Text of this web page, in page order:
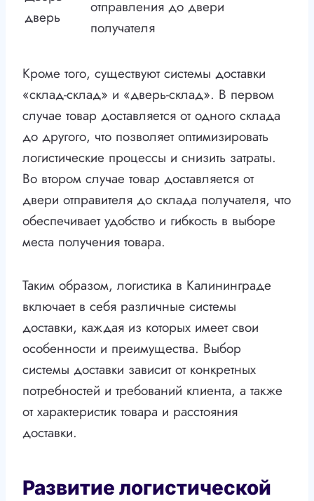
дверь
отправления до двери
получателя
Кроме того, существуют системы доставки
«склад-склад» и «дверь-склад». В первом
случае товар доставляется от одного склада
до другого, что позволяет оптимизировать
логистические процессы и снизить затраты.
Во втором случае товар доставляется от
двери отправителя до склада получателя, что
обеспечивает удобство и гибкость в выборе
места получения товара.
Таким образом, логистика в Калининграде
включает в себя различные системы
доставки, каждая из которых имеет свои
особенности и преимущества. Выбор
системы доставки зависит от конкретных
потребностей и требований клиента, а также
от характеристик товара и расстояния
доставки.
Развитие логистической